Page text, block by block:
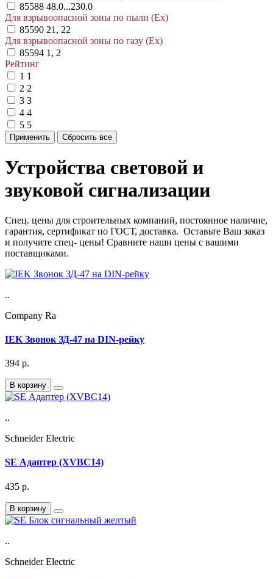
85588 48.0...230.0
Для взрывоопасной зоны по пыли (Ex)
85590 21, 22
Для взрывоопасной зоны по газу (Ex)
85594 1, 2
Рейтинг
1 1
2 2
3 3
4 4
5 5
Устройства световой и
звуковой сигнализации
Спец. цены для строительных компаний, постоянное наличие,
гарантия, сертификат по ГОСТ, доставка. Оставьте Ваш заказ
и получите спец- цены! Сравните наши цены с вашими
поставщиками.
..
Company Ra
IEK Звонок ЗД-47 на DIN-рейку
394 р.
В корзину
..
Schneider Electric
SE Адаптер (XVBC14)
435 р.
В корзину
..
Schneider Electric